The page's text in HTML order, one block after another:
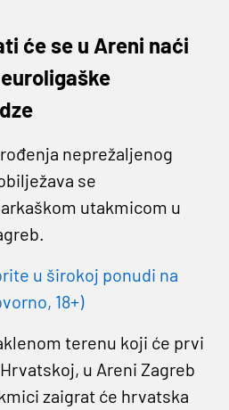
će se u Areni naći
neprežaljenog
se
utakmicom u
u širokoj ponudi na
18+)
terenu koji će prvi
u Areni Zagreb
zaigrat će hrvatska